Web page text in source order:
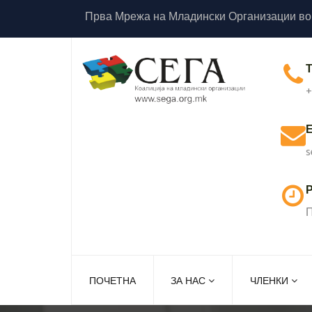
Прва Мрежа на Младински Организации
ПОЧЕТНА ЗА НАС ЧЛЕНКИ